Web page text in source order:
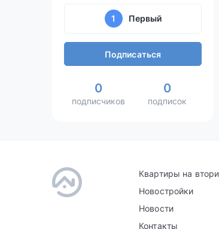
1 Первый
Подписаться
0
подписчиков
0
подписок
Квартиры на
Новостройки
Новости
Контакты